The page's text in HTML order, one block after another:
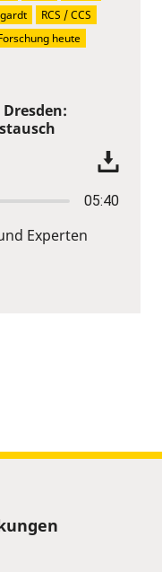
05:40
Experten
RCS / CCS
heute